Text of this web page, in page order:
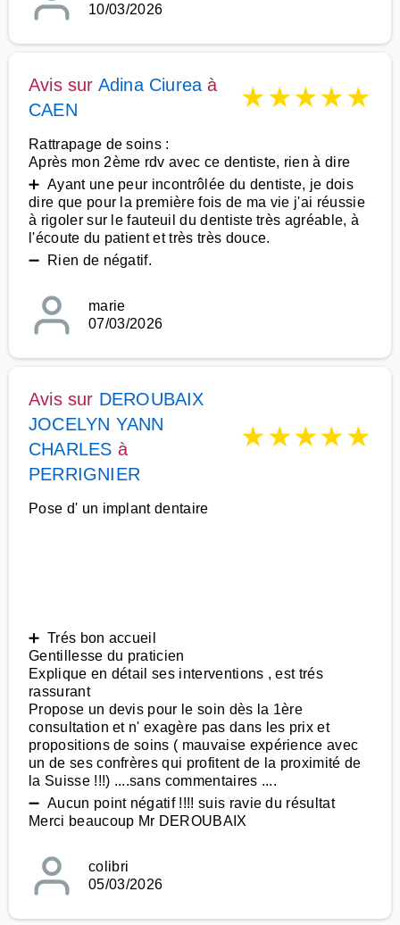
10/03/2026
Avis sur Adina Ciurea à
CAEN
★★★★★
Rattrapage de soins :
Après mon 2ème rdv avec ce dentiste, rien à dire
➕ Ayant une peur incontrôlée du dentiste, je dois
dire que pour la première fois de ma vie j'ai réussie
à rigoler sur le fauteuil du dentiste très agréable, à
l'écoute du patient et très très douce.
➖ Rien de négatif.
marie
07/03/2026
Avis sur DEROUBAIX
JOCELYN YANN
CHARLES à
PERRIGNIER
★★★★★
Pose d' un implant dentaire
➕ Trés bon accueil
Gentillesse du praticien
Explique en détail ses interventions , est trés
rassurant
Propose un devis pour le soin dès la 1ère
consultation et n' exagère pas dans les prix et
propositions de soins ( mauvaise expérience avec
un de ses confrères qui profitent de la proximité de
la Suisse !!!) ....sans commentaires ....
➖ Aucun point négatif !!!! suis ravie du résultat
Merci beaucoup Mr DEROUBAIX
colibri
05/03/2026